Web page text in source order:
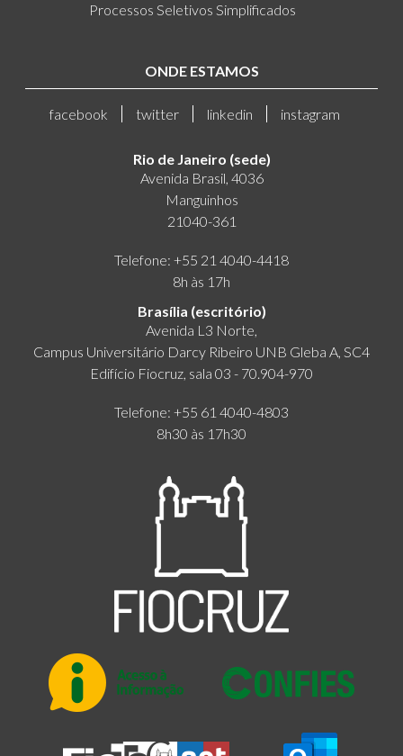
Processos Seletivos Simplificados
ONDE ESTAMOS
facebook twitter linkedin instagram
Rio de Janeiro (sede)
Avenida Brasil, 4036
Manguinhos
21040-361
Telefone: +55 21 4040-4418
8h às 17h
Brasília (escritório)
Avenida L3 Norte,
Campus Universitário Darcy Ribeiro UNB Gleba A, SC4
Edifício Fiocruz, sala 03 - 70.904-970
Telefone: +55 61 4040-4803
8h30 às 17h30